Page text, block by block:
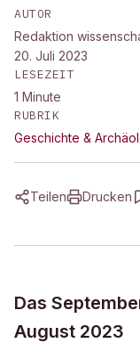
AUTOR
Redaktion
20. Juli 2023
LESEZEIT
1 Minute
RUBRIK
Geschichte &
Teilen Drucken
Das
August 2023